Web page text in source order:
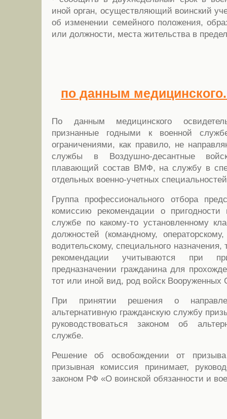
иной орган, осуществляющий воинский
об изменении семейного положения,
или должности, места жительства в
по данным
По данным медицинского
признанные годными к военной
ограничениями, как правило, не
службы в Воздушно-десантные
плавающий состав ВМФ, на службу в
отдельных военно-учетных
Группа профессионального отбора
комиссию рекомендации о пригодности
службе по какому-то установленному
должностей (командному,
водительскому, специального назначения,
рекомендации учитываются при
предназначении гражданина для
тот или иной вид, род войск Вооруженных
При принятии решения о
альтернативную гражданскую службу
руководствоваться законом об
службе.
Решение об освобождении от
призывная комиссия принимает,
законом РФ «О воинской обязанности и